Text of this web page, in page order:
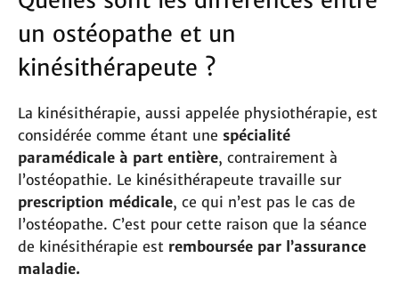
un ostéopathe et un
kinésithérapeute ?
La kinésithérapie, aussi appelée physiothérapie, est
considérée comme étant une spécialité
paramédicale à part entière, contrairement à
l’ostéopathie. Le kinésithérapeute travaille sur
prescription médicale, ce qui n’est pas le cas de
l’ostéopathe. C’est pour cette raison que la séance
de kinésithérapie est remboursée par l’assurance
maladie.